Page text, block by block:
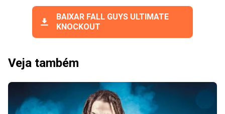
BAIXAR FALL GUYS ULTIMATE
KNOCKOUT
Veja também